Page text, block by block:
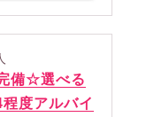
備☆選べる
度アルバイ